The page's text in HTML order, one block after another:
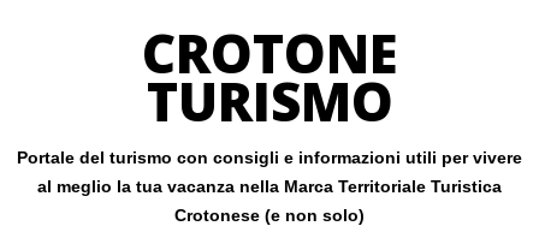
CROTONE
TURISMO
Portale del turismo con consigli e informazioni utili per vivere
al meglio la tua vacanza nella Marca Territoriale Turistica
Crotonese (e non solo)